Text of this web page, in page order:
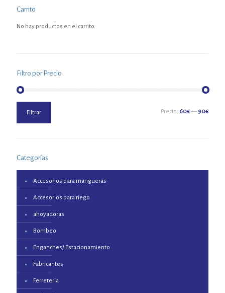
Carrito
No hay productos en el carrito.
Filtro por Precio
mínimo
máximo
Filtrar Precio: 60€— 90€
Categorías
Accesorios para mangueras
Accesorios para riego
ahoyadoras
Bombeo
Enganches/ Estacionamiento
Fabricantes
Ferreteria